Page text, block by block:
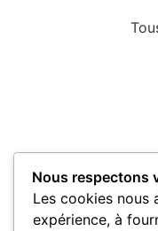
Nous respectons
Les cookies nous
expérience, à